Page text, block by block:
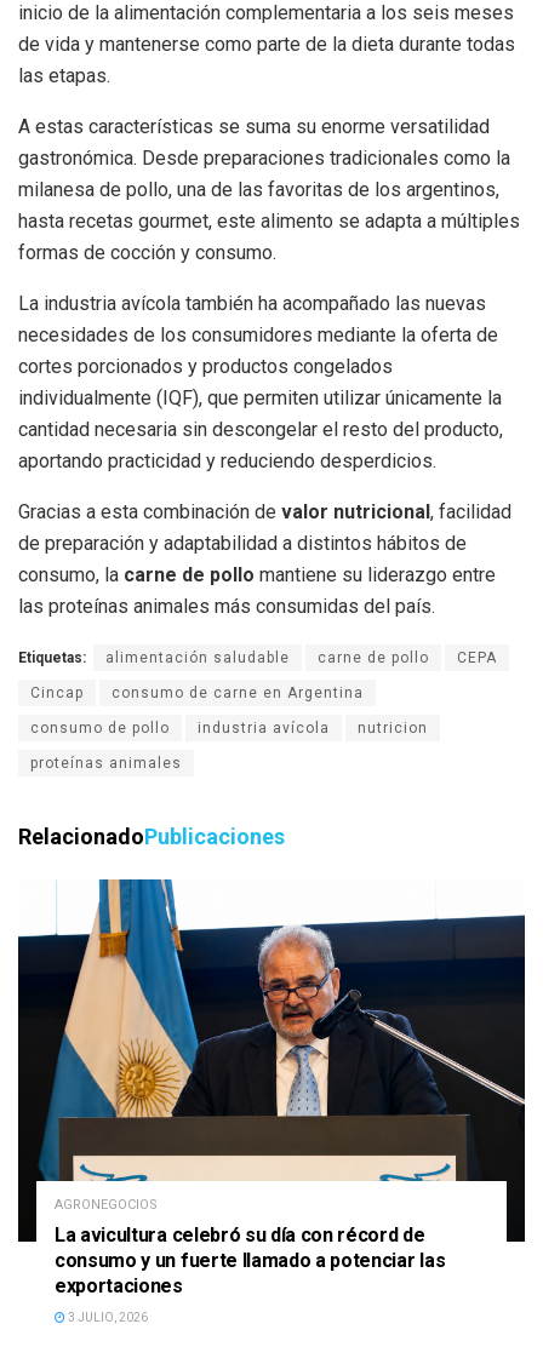
inicio de la alimentación complementaria a los seis meses
de vida y mantenerse como parte de la dieta durante todas
las etapas.
A estas características se suma su enorme versatilidad
gastronómica. Desde preparaciones tradicionales como la
milanesa de pollo, una de las favoritas de los argentinos,
hasta recetas gourmet, este alimento se adapta a múltiples
formas de cocción y consumo.
La industria avícola también ha acompañado las nuevas
necesidades de los consumidores mediante la oferta de
cortes porcionados y productos congelados
individualmente (IQF), que permiten utilizar únicamente la
cantidad necesaria sin descongelar el resto del producto,
aportando practicidad y reduciendo desperdicios.
Gracias a esta combinación de valor nutricional, facilidad
de preparación y adaptabilidad a distintos hábitos de
consumo, la carne de pollo mantiene su liderazgo entre
las proteínas animales más consumidas del país.
Etiquetas: alimentación saludable carne de pollo CEPA
Cincap consumo de carne en Argentina
consumo de pollo industria avícola nutricion
proteínas animales
RelacionadoPublicaciones
AGRONEGOCIOS
La avicultura celebró su día con récord de
consumo y un fuerte llamado a potenciar las
exportaciones
3 JULIO, 2026